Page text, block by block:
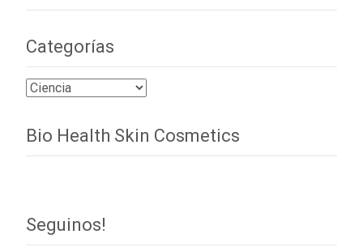
Categorías
Categorías
Bio Health Skin Cosmetics
Seguinos!